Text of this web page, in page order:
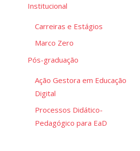
Institucional
Carreiras e Estágios
Marco Zero
Pós-graduação
Ação Gestora em Educação
Digital
Processos Didático-
Pedagógico para EaD